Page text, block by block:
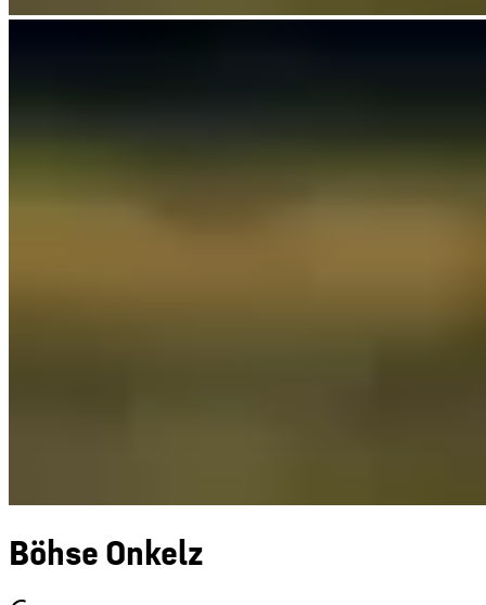
Böhse Onkelz